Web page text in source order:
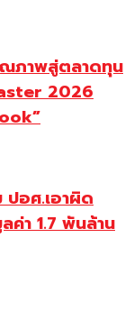
ภาพสู่ตลาดทุน
2026
ปอศ.เอาผิด
า 1.7 พันล้าน